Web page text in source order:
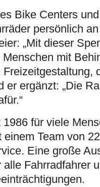
Bike Centers
persönlich
„Mit dieser
mit
er ergänzt: „Die
für viele
Team von
Eine große
Fahrradfahrer